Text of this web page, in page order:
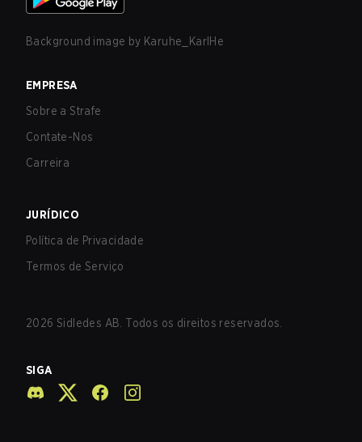
Background image by Karuhe_KarlHe
EMPRESA
Sobre a Strafe
Contate-Nos
Carreira
JURÍDICO
Política de Privacidade
Termos de Serviço
2026 Sidledes AB. Todos os direitos reservados.
SIGA